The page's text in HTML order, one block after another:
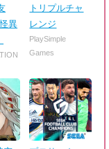
異
トリプルチャ
レンジ
PlaySimple
Games